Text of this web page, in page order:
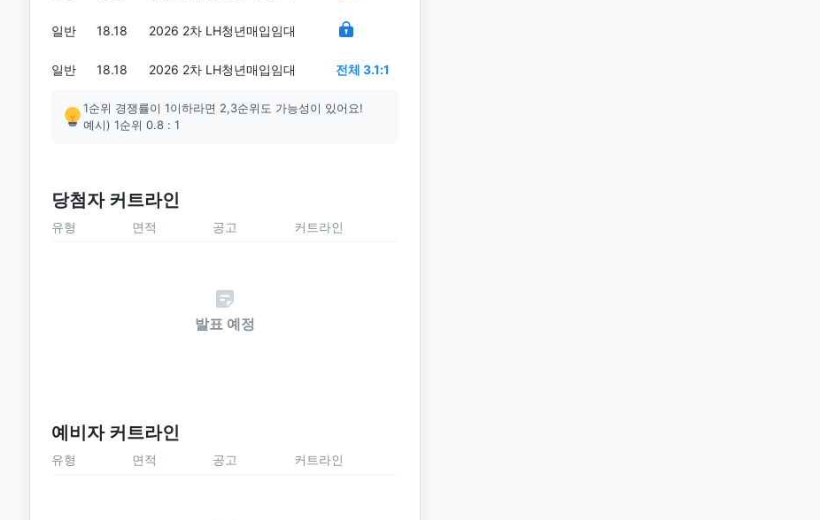
일반 18.18 2026 2차 LH청년매입임대
일반 18.18 2026 2차 LH청년매입임대 전체 3.1:1
1순위 경쟁률이 1이하라면 2,3순위도 가능성이 있어요!
예시) 1순위 0.8 : 1
당첨자 커트라인
유형 면적 공고 커트라인
발표 예정
예비자 커트라인
유형 면적 공고 커트라인